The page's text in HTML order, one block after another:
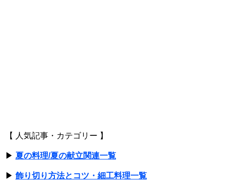
【 人気記事・カテゴリー 】
▶ 夏の料理/夏の献立関連一覧
▶ 飾り切り方法とコツ・細工料理一覧